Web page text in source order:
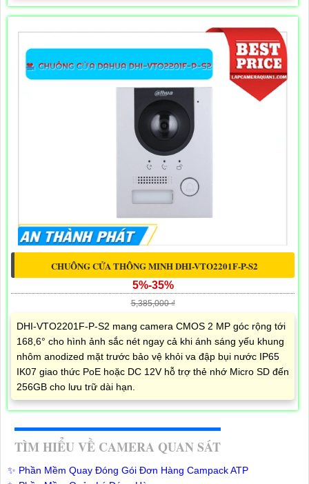
CHUÔNG CỬA THÔNG MINH DHI-VTO2201F-P-S2
5%-35%
5,385,000 ₫
DHI-VTO2201F-P-S2 mang camera CMOS 2 MP góc rộng tới
168,6° cho hình ảnh sắc nét ngay cả khi ánh sáng yếu khung
nhôm anodized mặt trước bảo vệ khỏi va đập bụi nước IP65
IK07 giao thức PoE hoặc DC 12V hỗ trợ thẻ nhớ Micro SD đến
256GB cho lưu trữ dài hạn.
TÌM HIỂU VỀ CAMERA QUAN SÁT
✨ Phần Mềm Quay Đóng Gói Đơn Hàng Campack ATP